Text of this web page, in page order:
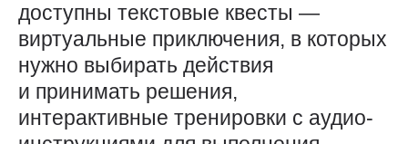
доступны текстовые квесты —
виртуальные приключения, в которых
нужно выбирать действия
и принимать решения,
интерактивные тренировки с аудио-